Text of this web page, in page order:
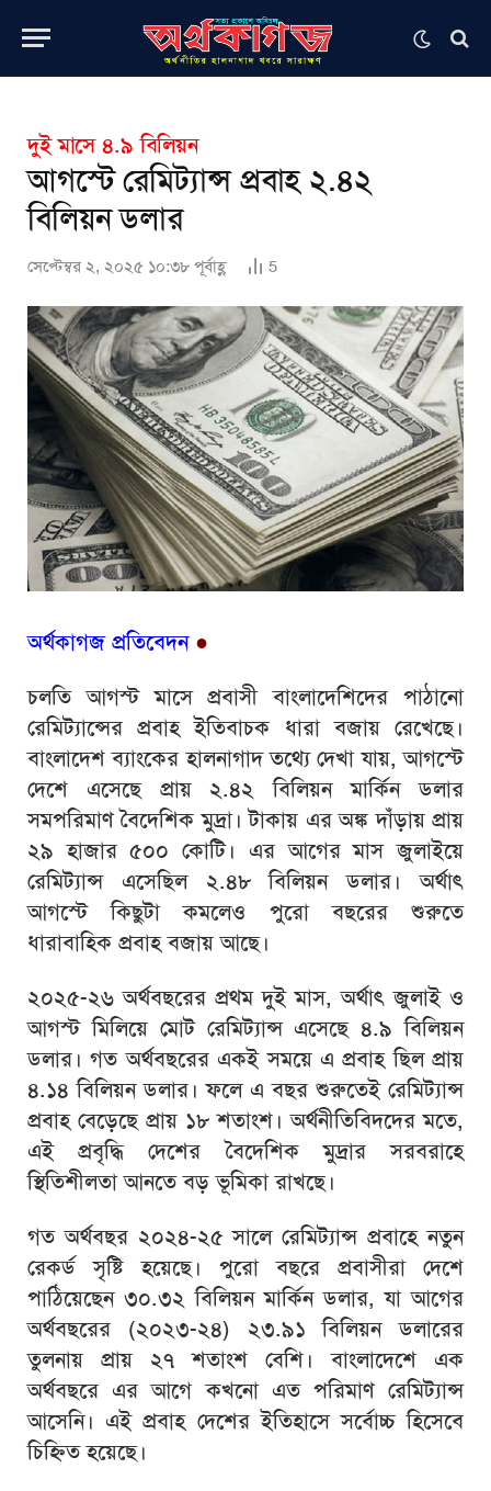
দুই মাসে ৪.৯ বিলিয়ন
আগস্টে রেমিট্যান্স প্রবাহ ২.৪২
বিলিয়ন ডলার
সেপ্টেম্বর ২, ২০২৫ ১০:৩৮ পূর্বাহ্ণ 5
অর্থকাগজ প্রতিবেদন ●
চলতি আগস্ট মাসে প্রবাসী বাংলাদেশিদের পাঠানো
রেমিট্যান্সের প্রবাহ ইতিবাচক ধারা বজায় রেখেছে।
বাংলাদেশ ব্যাংকের হালনাগাদ তথ্যে দেখা যায়, আগস্টে
দেশে এসেছে প্রায় ২.৪২ বিলিয়ন মার্কিন ডলার
সমপরিমাণ বৈদেশিক মুদ্রা। টাকায় এর অঙ্ক দাঁড়ায় প্রায়
২৯ হাজার ৫০০ কোটি। এর আগের মাস জুলাইয়ে
রেমিট্যান্স এসেছিল ২.৪৮ বিলিয়ন ডলার। অর্থাৎ
আগস্টে কিছুটা কমলেও পুরো বছরের শুরুতে
ধারাবাহিক প্রবাহ বজায় আছে।
২০২৫-২৬ অর্থবছরের প্রথম দুই মাস, অর্থাৎ জুলাই ও
আগস্ট মিলিয়ে মোট রেমিট্যান্স এসেছে ৪.৯ বিলিয়ন
ডলার। গত অর্থবছরের একই সময়ে এ প্রবাহ ছিল প্রায়
৪.১৪ বিলিয়ন ডলার। ফলে এ বছর শুরুতেই রেমিট্যান্স
প্রবাহ বেড়েছে প্রায় ১৮ শতাংশ। অর্থনীতিবিদদের মতে,
এই প্রবৃদ্ধি দেশের বৈদেশিক মুদ্রার সরবরাহে
স্থিতিশীলতা আনতে বড় ভূমিকা রাখছে।
গত অর্থবছর ২০২৪-২৫ সালে রেমিট্যান্স প্রবাহে নতুন
রেকর্ড সৃষ্টি হয়েছে। পুরো বছরে প্রবাসীরা দেশে
পাঠিয়েছেন ৩০.৩২ বিলিয়ন মার্কিন ডলার, যা আগের
অর্থবছরের (২০২৩-২৪) ২৩.৯১ বিলিয়ন ডলারের
তুলনায় প্রায় ২৭ শতাংশ বেশি। বাংলাদেশে এক
অর্থবছরে এর আগে কখনো এত পরিমাণ রেমিট্যান্স
আসেনি। এই প্রবাহ দেশের ইতিহাসে সর্বোচ্চ হিসেবে
চিহ্নিত হয়েছে।